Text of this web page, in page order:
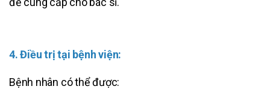
4. Điều trị tại bệnh viện:
Bệnh nhân có thể được: